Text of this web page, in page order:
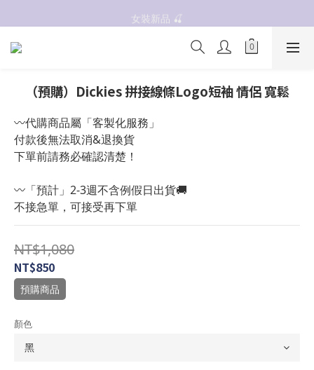
抗UV 50+防曬外套 $299🧊🧊
女裝新品 🍒
✨OWALA多款任選✨  點我看全部
（預購）Dickies 拼接線條Logo短袖 情侶 寬鬆
〰️代購商品屬「客製化服務」
付款後無法取消&退換貨
下單前請務必確認清楚！
〰️「預計」2-3週不含例假日出貨🚚
不接急單，可接受再下單
NT$1,080
NT$850
預購商品
顏色